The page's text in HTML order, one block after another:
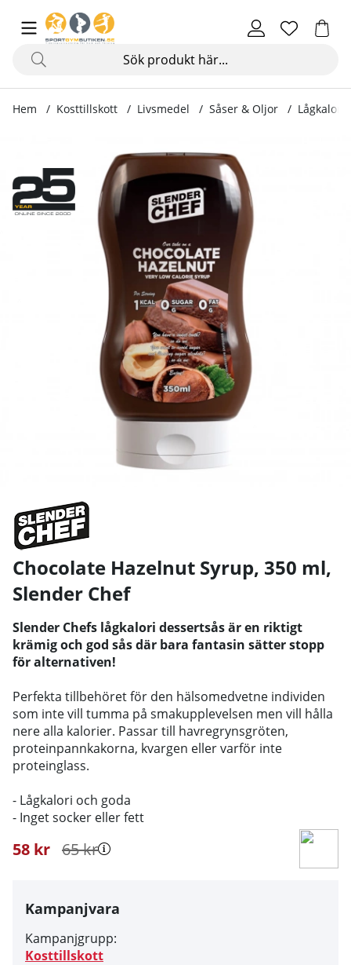
Hem Kosttillskott Livsmedel Såser & Oljor Lågkalori
Chocolate Hazelnut Syrup, 350 ml,
Slender Chef
Slender Chefs lågkalori dessertsås är en riktigt
krämig och god sås där bara fantasin sätter stopp
för alternativen!
Perfekta tillbehöret för den hälsomedvetne individen
som inte vill tumma på smakupplevelsen men vill hålla
nere alla kalorier. Passar till havregrynsgröten,
proteinpannkakorna, kvargen eller varför inte
proteinglass.
- Lågkalori och goda
- Inget socker eller fett
65kr
58 kr
Kampanjvara
Kampanjgrupp:
Kosttillskott